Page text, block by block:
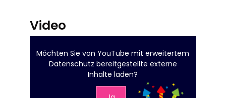
Video
Möchten Sie vonYouTube mit erweitertem
Datenschutz bereitgestellte externe
Inhalte laden?